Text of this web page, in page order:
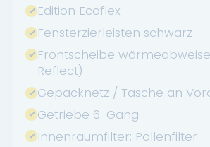
Edition Ecoflex
Fensterzierleisten schwarz
Frontscheibe
Reflect)
Gepäcknetz / Tasche an
Getriebe 6-Gang
Innenraumfilter: Pollenfilter